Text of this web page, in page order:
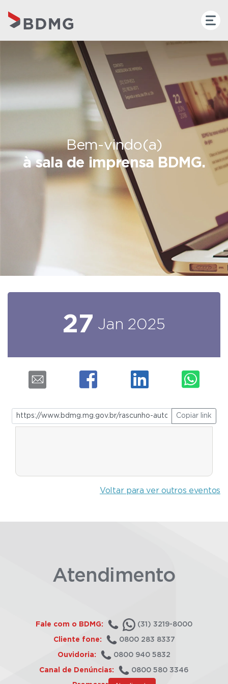
Bem-vindo(a)
à sala de imprensa BDMG.
27 Jan 2025
Copiar link
Voltar para ver outros eventos
Atendimento
Fale com o BDMG: (31) 3219-8000
Cliente fone: 0800 283 8337
Ouvidoria: 0800 940 5832
Canal de Denúncias: 0800 580 3346